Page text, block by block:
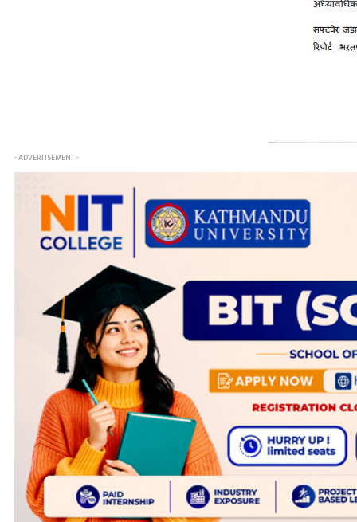
- ADVERTISEMENT -